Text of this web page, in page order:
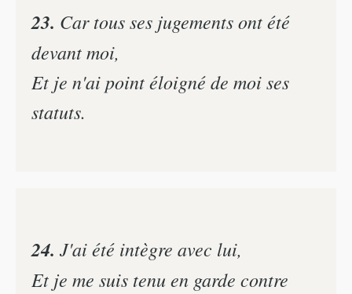
23. Car tous ses jugements ont été
devant moi,
Et je n'ai point éloigné de moi ses
statuts.
24. J'ai été intègre avec lui,
Et je me suis tenu en garde contre